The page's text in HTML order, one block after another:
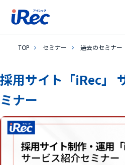
TOP セミナー 過去のセミナー
採用サイト「iRec」
ミナー